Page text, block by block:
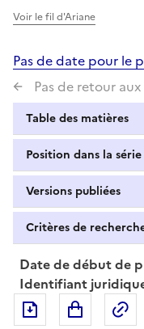
Voir le fil d'Ariane
Pas de date pour le
Pas de retour
Table des matières
Position dans la
Versions publiées
Critères de
Date de début de
Identifiant
Exporter le